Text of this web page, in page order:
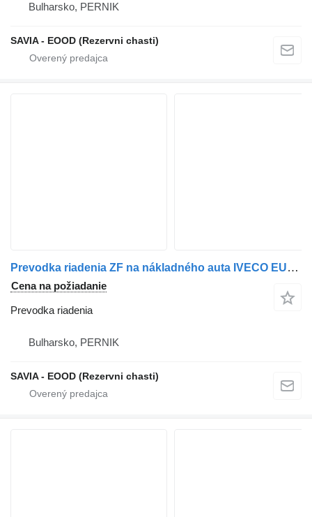
Bulharsko, PERNIK
SAVIA - EOOD (Rezervni chasti)
Prevodka riadenia ZF na nákladného auta IVECO EUROTRAKKER 8X4
Cena na požiadanie
Prevodka riadenia
Bulharsko, PERNIK
SAVIA - EOOD (Rezervni chasti)